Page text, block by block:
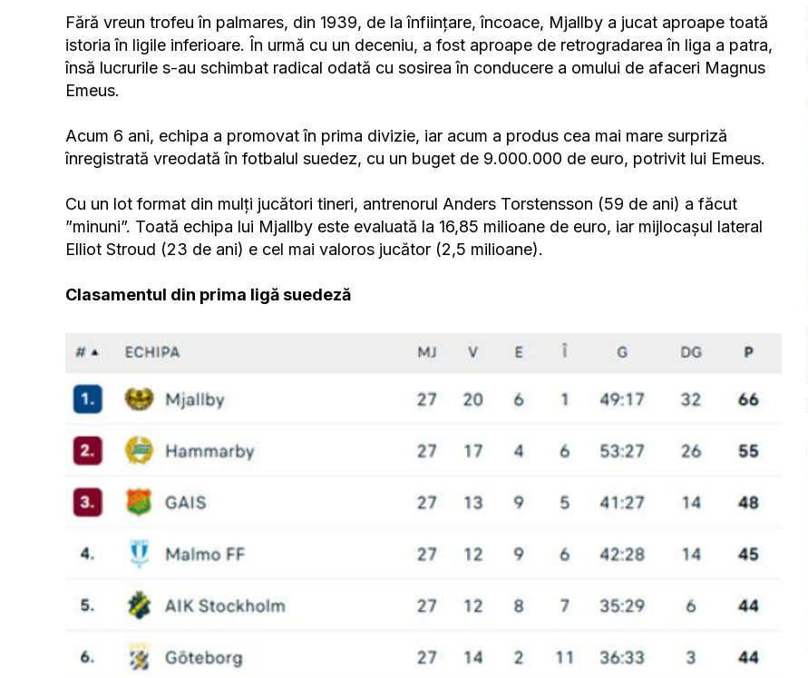
Fără vreun trofeu în palmares, din 1939, de la înființare, încoace, Mjallby a jucat aproape toată
istoria în ligile inferioare. În urmă cu un deceniu, a fost aproape de retrogradarea în liga a patra,
însă lucrurile s-au schimbat radical odată cu sosirea în conducere a omului de afaceri Magnus
Emeus.
Acum 6 ani, echipa a promovat în prima divizie, iar acum a produs cea mai mare surpriză
înregistrată vreodată în fotbalul suedez, cu un buget de 9.000.000 de euro, potrivit lui Emeus.
Cu un lot format din mulți jucători tineri, antrenorul Anders Torstensson (59 de ani) a făcut
”minuni”. Toată echipa lui Mjallby este evaluată la 16,85 milioane de euro, iar mijlocașul lateral
Elliot Stroud (23 de ani) e cel mai valoros jucător (2,5 milioane).
Clasamentul din prima ligă suedeză